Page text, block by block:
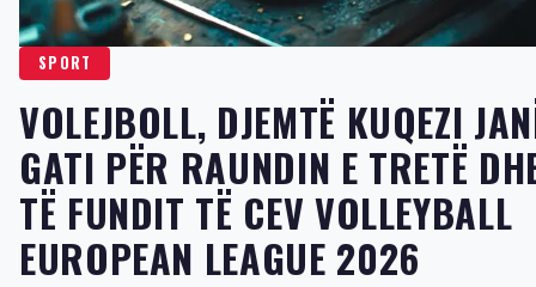
SPORT
VOLEJBOLL, DJEMTË KUQEZI
GATI PËR RAUNDIN E TRETË
TË FUNDIT TË CEV VOLLEYBALL
EUROPEAN LEAGUE 2026